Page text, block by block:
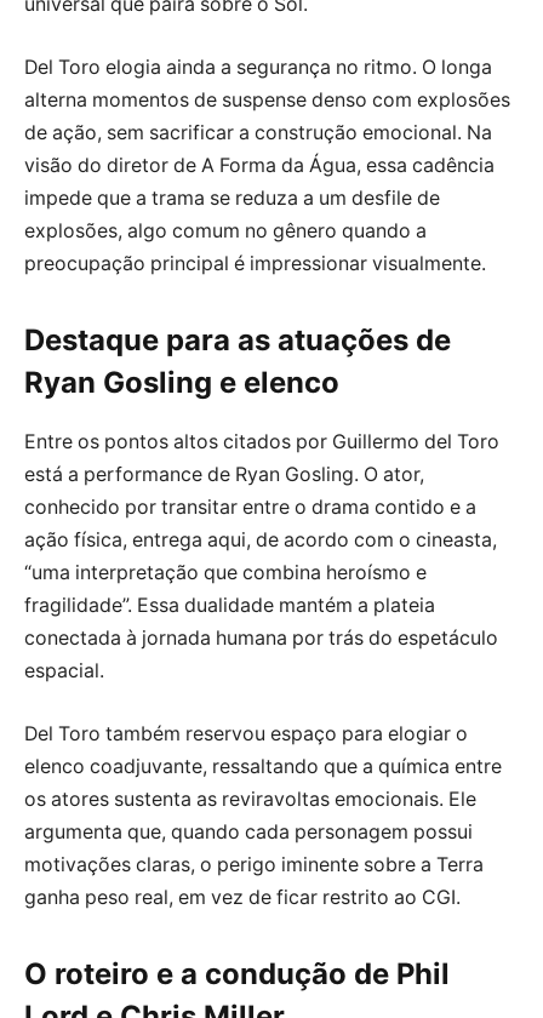
universal que paira sobre o Sol.
Del Toro elogia ainda a segurança no ritmo. O longa
alterna momentos de suspense denso com explosões
de ação, sem sacrificar a construção emocional. Na
visão do diretor de A Forma da Água, essa cadência
impede que a trama se reduza a um desfile de
explosões, algo comum no gênero quando a
preocupação principal é impressionar visualmente.
Destaque para as atuações de
Ryan Gosling e elenco
Entre os pontos altos citados por Guillermo del Toro
está a performance de Ryan Gosling. O ator,
conhecido por transitar entre o drama contido e a
ação física, entrega aqui, de acordo com o cineasta,
“uma interpretação que combina heroísmo e
fragilidade”. Essa dualidade mantém a plateia
conectada à jornada humana por trás do espetáculo
espacial.
Del Toro também reservou espaço para elogiar o
elenco coadjuvante, ressaltando que a química entre
os atores sustenta as reviravoltas emocionais. Ele
argumenta que, quando cada personagem possui
motivações claras, o perigo iminente sobre a Terra
ganha peso real, em vez de ficar restrito ao CGI.
O roteiro e a condução de Phil